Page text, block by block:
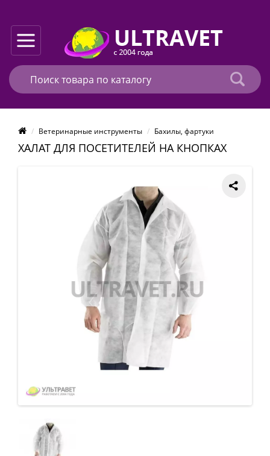
Ветеринарные инструменты Бахилы, фартуки
ХАЛАТ ДЛЯ ПОСЕТИТЕЛЕЙ НА КНОПКАХ